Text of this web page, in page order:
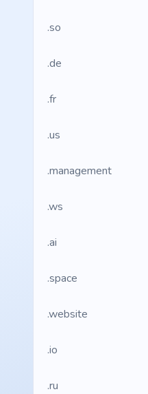
.so
.de
.fr
.us
.management
.ws
.ai
.space
.website
.io
.ru